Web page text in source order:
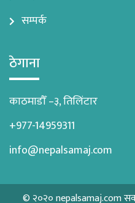
सम्पर्क
ठेगाना
काठमाडौँ –३, तिलिंटार
+977-14959311
info@nepalsamaj.com
© २०२० nepalsamaj.com